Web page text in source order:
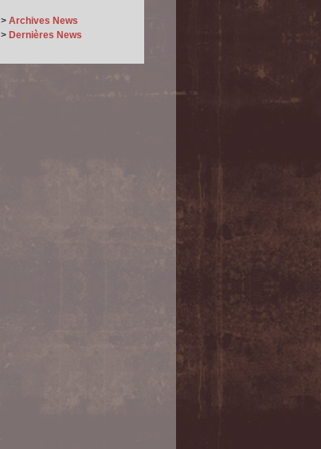
> Archives News
> Dernières News